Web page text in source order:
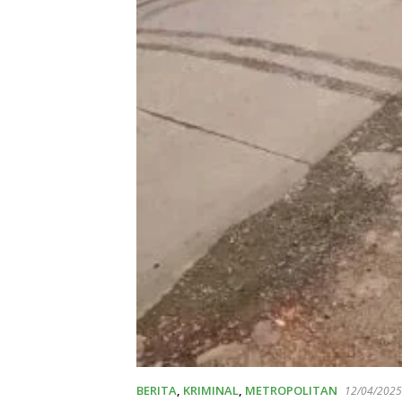
BERITA, KRIMINAL, METROPOLITAN 12/04/2025